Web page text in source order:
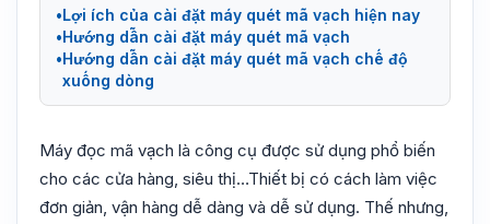
Lợi ích của cài đặt máy quét mã vạch hiện nay
Hướng dẫn cài đặt máy quét mã vạch
Hướng dẫn cài đặt máy quét mã vạch chế độ
xuống dòng
Máy đọc mã vạch là công cụ được sử dụng phổ biến
cho các cửa hàng, siêu thị…Thiết bị có cách làm việc
đơn giản, vận hàng dễ dàng và dễ sử dụng. Thế nhưng,